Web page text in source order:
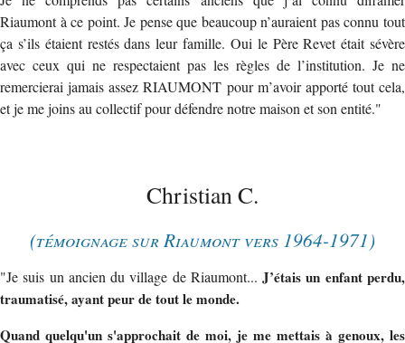
Riaumont à ce point. Je pense que beaucoup n’auraient pas connu tout
ça s’ils étaient restés dans leur famille. Oui le Père Revet était sévère
avec ceux qui ne respectaient pas les règles de l’institution. Je ne
remercierai jamais assez RIAUMONT pour m’avoir apporté tout cela,
et je me joins au collectif pour défendre notre maison et son entité."
Christian C.
(témoignage sur Riaumont vers 1964-1971)
"Je suis un ancien du village de Riaumont...J’étais un enfant perdu,
traumatisé, ayant peur de tout le monde.
Quand quelqu'un s'approchait de moi, je me mettais à genoux, les